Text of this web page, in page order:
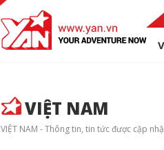
VIỆT NAM
VIỆT NAM - Thông tin, tin tức được cập